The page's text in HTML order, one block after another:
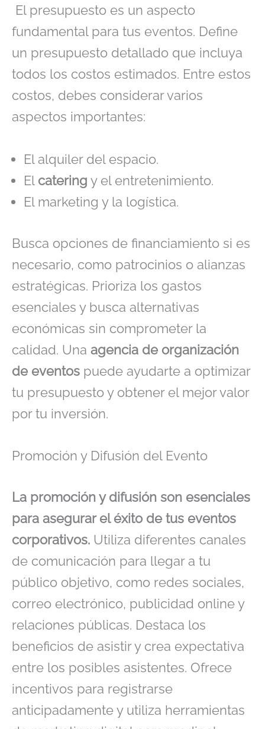
El presupuesto es un aspecto
fundamental para tus eventos. Define
un presupuesto detallado que incluya
todos los costos estimados. Entre estos
costos, debes considerar varios
aspectos importantes:
El alquiler del espacio.
El catering y el entretenimiento.
El marketing y la logística.
Busca opciones de financiamiento si es
necesario, como patrocinios o alianzas
estratégicas. Prioriza los gastos
esenciales y busca alternativas
económicas sin comprometer la
calidad. Una agencia de organización
de eventos puede ayudarte a optimizar
tu presupuesto y obtener el mejor valor
por tu inversión.
Promoción y Difusión del Evento
La promoción y difusión son esenciales
para asegurar el éxito de tus eventos
corporativos. Utiliza diferentes canales
de comunicación para llegar a tu
público objetivo, como redes sociales,
correo electrónico, publicidad online y
relaciones públicas. Destaca los
beneficios de asistir y crea expectativa
entre los posibles asistentes. Ofrece
incentivos para registrarse
anticipadamente y utiliza herramientas